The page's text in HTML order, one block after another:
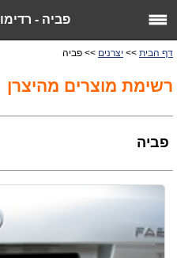
פביה - רדימו RADIMO4X4 • (ר...
דף הבית >> יצרנים >> פביה
רשימת מוצרים מהיצרן
פביה